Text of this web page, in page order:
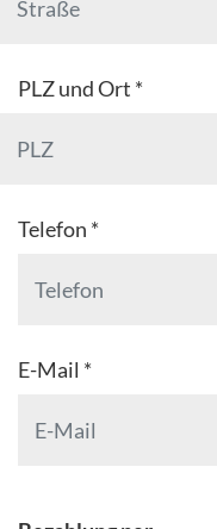
PLZ und Ort *
Telefon *
E-Mail *